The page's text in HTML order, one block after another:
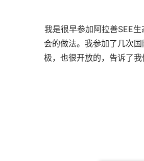
我是很早参加阿拉善SEE
会的做法。我参加了几次
极，也很开放的，告诉了